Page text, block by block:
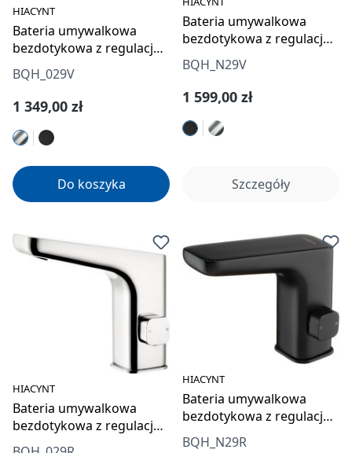
HIACYNT
Bateria umywalkowa
bezdotykowa z regulacją
temperatury - 230/6V
BQH_029V
Cena regularna:
1 349,00 zł
Do koszyka
Bateria umywalkowa
bezdotykowa z regulacją
temperatury - 230/6V
BQH_N29V
Cena regularna:
1 599,00 zł
Szczegóły
HIACYNT
Bateria umywalkowa
bezdotykowa z regulacją
temperatury - 4xAA
HIACYNT
Bateria umywalkowa
bezdotykowa z regulacją
temperatury - 4xAA
BQH_N29R